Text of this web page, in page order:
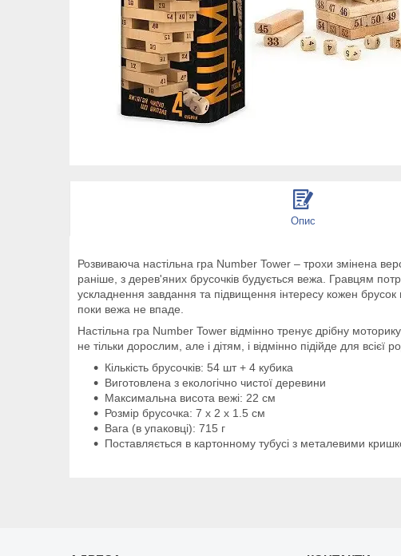
Опис
Розвиваюча настільна гра Number Tower – трохи змінена
раніше, з дерев'яних брусочків будується вежа. Гравцям
ускладнення завдання та підвищення інтересу кожен
поки вежа не впаде.
Настільна гра Number Tower відмінно тренує дрібну
не тільки дорослим, але і дітям, і відмінно підійде для всієї
Кількість брусочків: 54 шт + 4 кубика
Виготовлена з екологічно чистої деревини
Максимальна висота вежі: 22 см
Розмір брусочка: 7 х 2 х 1.5 см
Вага (в упаковці): 715 г
Поставляється в картонному тубусі з металевими